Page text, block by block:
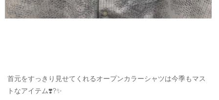
首元をすっきり見せてくれるオープンカラーシャツは今季もマス
トなアイテム❣️?✨